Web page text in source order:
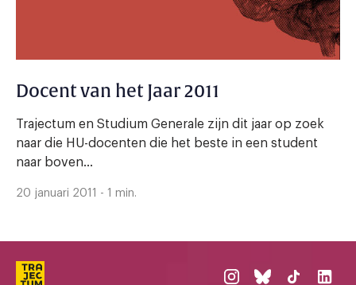
Docent van het Jaar 2011
Trajectum en Studium Generale zijn dit jaar op zoek
naar die HU-docenten die het beste in een student
naar boven...
20 januari 2011 - 1 min.